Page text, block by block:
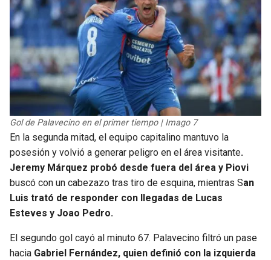
Gol de Palavecino en el primer tiempo | Imago 7
En la segunda mitad, el equipo capitalino mantuvo la
posesión y volvió a generar peligro en el área visitante.
Jeremy Márquez probó desde fuera del área y Piovi
buscó con un cabezazo tras tiro de esquina, mientras San
Luis trató de responder con llegadas de Lucas
Esteves y Joao Pedro.
El segundo gol cayó al minuto 67. Palavecino filtró un pase
hacia Gabriel Fernández, quien definió con la izquierda